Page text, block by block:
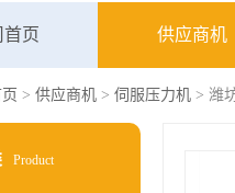
首页 供应商机
> 供应商机 > 伺服压力机 > 潍
Product